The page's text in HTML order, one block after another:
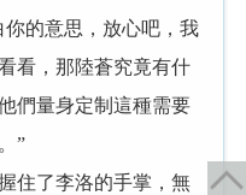
的意思，放心吧，我
看，那陸蒼究竟有什
們量身定制這種需要
”
了李洛的手掌，無